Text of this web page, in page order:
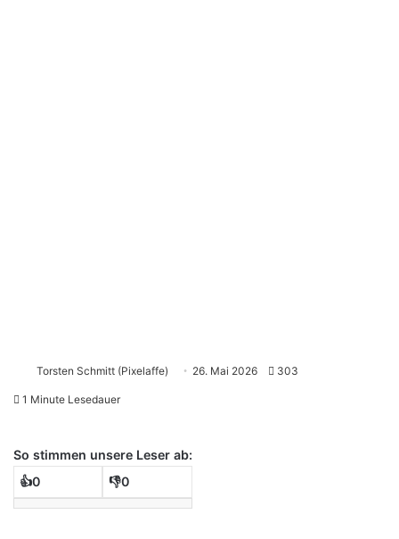
Torsten Schmitt (Pixelaffe) 26. Mai 2026 303
1 Minute Lesedauer
So stimmen unsere Leser ab:
👍0 👎0